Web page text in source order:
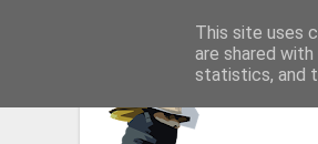
This site uses
are shared
statistics, and